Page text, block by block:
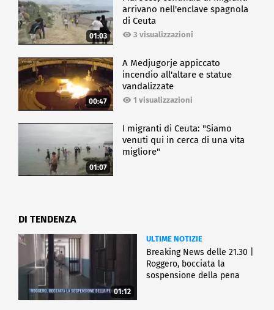
01:03
arrivano nell'enclave spagnola
di Ceuta
3 visualizzazioni
00:47
A Medjugorje appiccato
incendio all'altare e statue
vandalizzate
1 visualizzazioni
01:07
I migranti di Ceuta: "Siamo
venuti qui in cerca di una vita
migliore"
DI TENDENZA
01:12
ULTIME NOTIZIE
Breaking News delle 21.30 |
Roggero, bocciata la
sospensione della pena